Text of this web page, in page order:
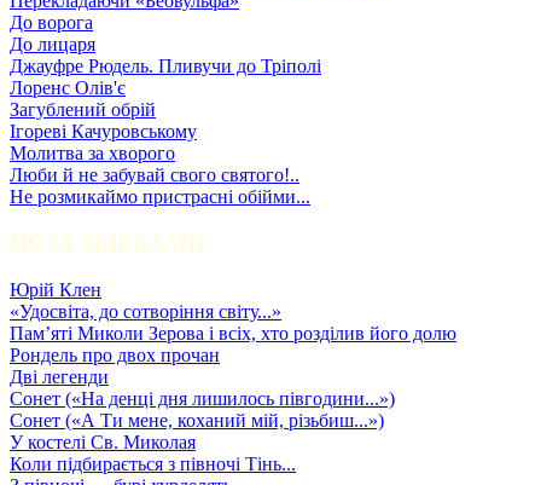
До ворога
До лицаря
Джауфре Рюдель. Пливучи до Тріполі
Лоренс Олів'є
Загублений обрій
Ігореві Качуровському
Молитва за хворого
Люби й не забувай свого святого!..
Не розмикаймо пристрасні обійми...
ПОЗА ЗБІРКАМИ
Юрій Клен
«Удосвіта, до сотворіння світу...»
Пам’яті Миколи Зерова і всіх, хто розділив його долю
Рондель про двох прочан
Дві легенди
Сонет («На денці дня лишилось півгодини...»)
Сонет («А Ти мене, коханий мій, різьбиш...»)
У костелі Св. Миколая
Коли підбирається з півночі Тінь...